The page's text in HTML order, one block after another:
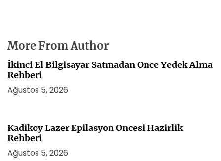
More From Author
İkinci El Bilgisayar Satmadan Once Yedek Alma
Rehberi
Ağustos 5, 2026
Kadikoy Lazer Epilasyon Oncesi Hazirlik
Rehberi
Ağustos 5, 2026